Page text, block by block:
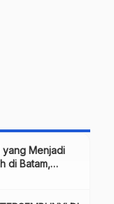
yang Menjadi
di Batam,